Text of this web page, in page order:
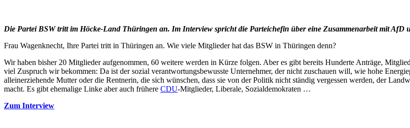
Die Partei BSW tritt im Höcke-Land Thüringen an. Im Interview spricht die Parteichefin über eine Zusammenarbeit mit AfD
Frau Wagenknecht, Ihre Partei tritt in Thüringen an. Wie viele Mitglieder hat das BSW in Thüringen denn?
Wir haben bisher 20 Mitglieder aufgenommen, 60 weitere werden in Kürze folgen. Aber es gibt bereits Hunderte Anträge,
viel Zuspruch wir bekommen: Da ist der sozial verantwortungsbewusste Unternehmer, der nicht zuschauen will, wie hohe
alleinerziehende Mutter oder die Rentnerin, die sich wünschen, dass sie von der Politik nicht ständig vergessen werden, der
macht. Es gibt ehemalige Linke aber auch frühere CDU-Mitglieder, Liberale, Sozialdemokraten …
Zum Interview